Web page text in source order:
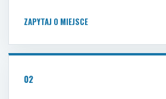
ZAPYTAJ O MIEJSCE
02